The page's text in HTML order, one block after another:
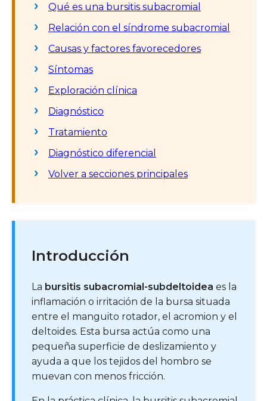
Qué es una bursitis subacromial
Relación con el síndrome subacromial
Causas y factores favorecedores
Síntomas
Exploración clínica
Diagnóstico
Tratamiento
Diagnóstico diferencial
Volver a secciones principales
Introducción
La bursitis subacromial-subdeltoidea es la
inflamación o irritación de la bursa situada
entre el manguito rotador, el acromion y el
deltoides. Esta bursa actúa como una
pequeña superficie de deslizamiento y
ayuda a que los tejidos del hombro se
muevan con menos fricción.